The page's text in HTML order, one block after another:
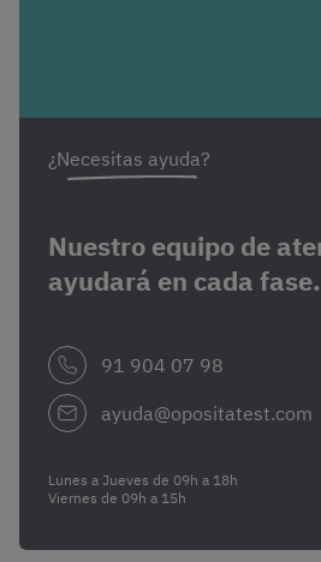
¿Necesitas ayuda?
Nuestro equipo de
ayudará en cada fase.
91 904 07 98
ayuda@opositatest.com
Lunes a Jueves de 09h a 18h
Viernes de 09h a 15h